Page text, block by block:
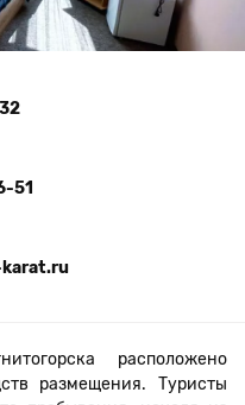
51
расположено
размещения. Туристы